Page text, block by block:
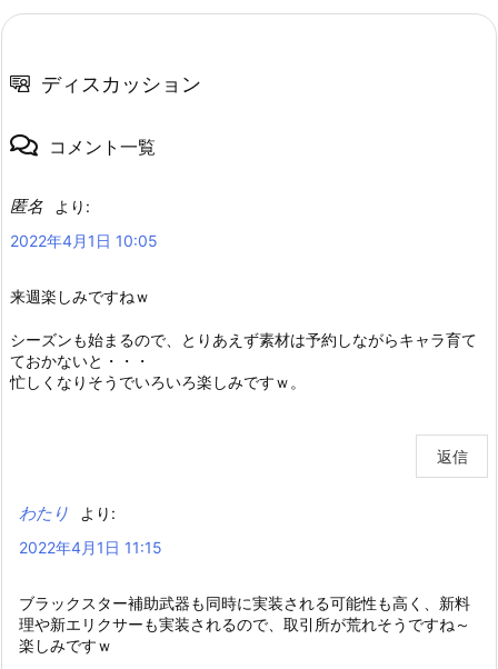
ディスカッション
コメント一覧
匿名
より:
2022年4月1日 10:05
来週楽しみですねｗ
シーズンも始まるので、とりあえず素材は予約しながらキャラ育て
ておかないと・・・
忙しくなりそうでいろいろ楽しみですｗ。
返信
わたり
より:
2022年4月1日 11:15
ブラックスター補助武器も同時に実装される可能性も高く、新料
理や新エリクサーも実装されるので、取引所が荒れそうですね～
楽しみですｗ